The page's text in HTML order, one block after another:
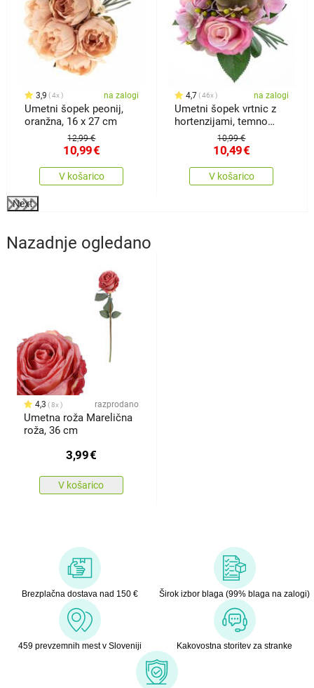
3,9 4x na zalogi
Umetni šopek peonij,
oranžna, 16 x 27 cm
12,99 €
10,99€
V košarico
4,7 46x na zalogi
Umetni šopek vrtnic z
hortenzijami, temno
10,99 €
10,49€
V košarico
Next
Nazadnje ogledano
4,3 8x razprodano
Umetna roža Marelična
roža, 36 cm
3,99€
V košarico
Brezplačna dostava nad 150 € Širok izbor blaga (99% blaga na zalogi)
459 prevzemnih mest v Sloveniji Kakovostna storitev za stranke